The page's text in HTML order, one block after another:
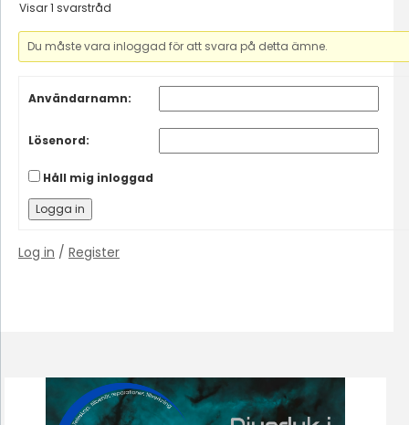
Visar 1 svarstråd
Du måste vara inloggad för att svara på detta ämne.
Användarnamn:
Lösenord:
Håll mig inloggad
Logga in
Log in / Register